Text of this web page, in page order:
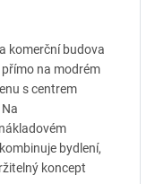
komerční budova
přímo na modrém
s centrem
bydlení,
koncept